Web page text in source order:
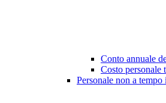
Conto annuale
Costo personale
Personale non a